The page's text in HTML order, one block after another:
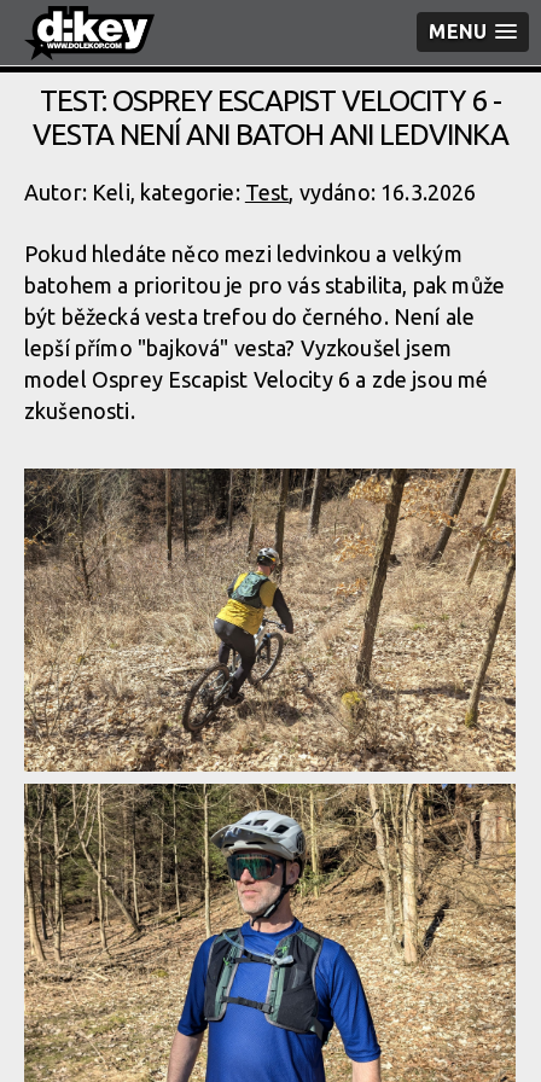
MENU
TEST: OSPREY ESCAPIST VELOCITY 6 -
VESTA NENÍ ANI BATOH ANI LEDVINKA
Autor: Keli, kategorie: Test, vydáno: 16.3.2026
Pokud hledáte něco mezi ledvinkou a velkým
batohem a prioritou je pro vás stabilita, pak může
být běžecká vesta trefou do černého. Není ale
lepší přímo "bajková" vesta? Vyzkoušel jsem
model Osprey Escapist Velocity 6 a zde jsou mé
zkušenosti.
Osprey Escapist Velocity 6 v akci
Osprey Escapist Velocity 6 v akci
Osprey Escapist Velocity 6 v akci
Osprey Escapist Velocity 6 v akci